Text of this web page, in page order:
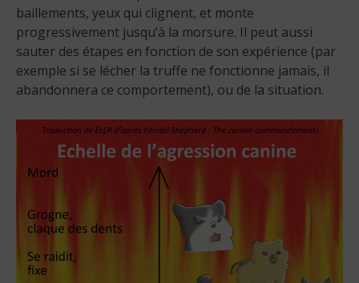
baillements, yeux qui clignent, et monte
progressivement jusqu’à la morsure. Il peut aussi
sauter des étapes en fonction de son expérience (par
exemple si se lécher la truffe ne fonctionne jamais, il
abandonnera ce comportement), ou de la situation.